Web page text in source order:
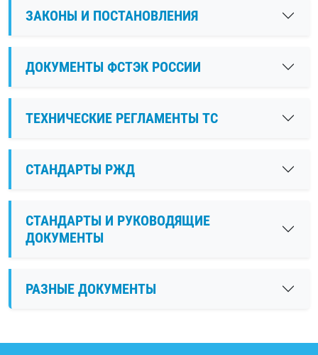
ЗАКОНЫ И ПОСТАНОВЛЕНИЯ
ДОКУМЕНТЫ ФСТЭК РОССИИ
ТЕХНИЧЕСКИЕ РЕГЛАМЕНТЫ ТС
СТАНДАРТЫ РЖД
СТАНДАРТЫ И РУКОВОДЯЩИЕ
ДОКУМЕНТЫ
РАЗНЫЕ ДОКУМЕНТЫ